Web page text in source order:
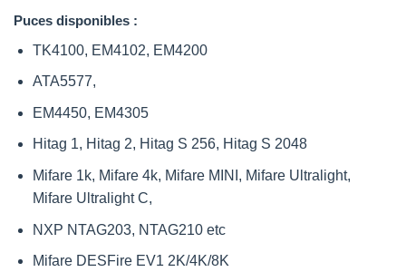
Puces disponibles :
TK4100, EM4102, EM4200
ATA5577,
EM4450, EM4305
Hitag 1, Hitag 2, Hitag S 256, Hitag S 2048
Mifare 1k, Mifare 4k, Mifare MINI, Mifare Ultralight,
Mifare Ultralight C,
NXP NTAG203, NTAG210 etc
Mifare DESFire EV1 2K/4K/8K